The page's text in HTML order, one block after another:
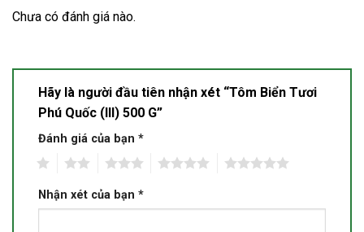
Chưa có đánh giá nào.
Hãy là người đầu tiên nhận xét “Tôm Biển Tươi
Phú Quốc (III) 500 G”
Đánh giá của bạn *
Nhận xét của bạn *